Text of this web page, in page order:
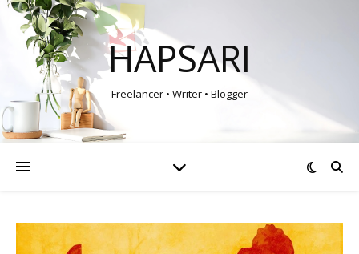
HAPSARI
Freelancer • Writer • Blogger